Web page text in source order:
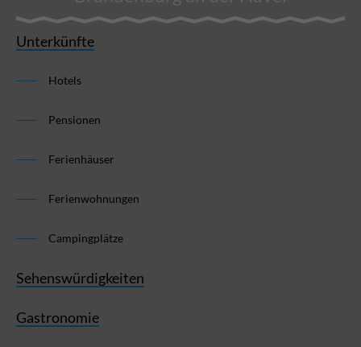
Unterkünfte
Hotels
Pensionen
Ferienhäuser
Ferienwohnungen
Campingplätze
Sehenswürdigkeiten
Gastronomie